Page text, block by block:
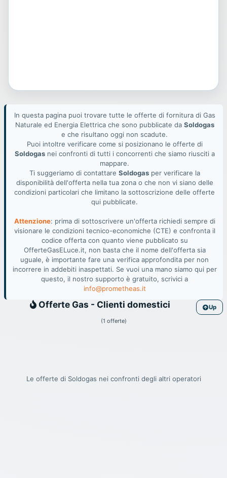
In questa pagina puoi trovare tutte le offerte di fornitura di Gas
Naturale ed Energia Elettrica che sono pubblicate da Soldogas
e che risultano oggi non scadute.
Puoi intoltre verificare come si posizionano le offerte di
Soldogasnei confronti di tutti i concorrenti che siamo riusciti a
mappare.
Ti suggeriamo di contattare Soldogasper verificare la
disponibilità dell'offerta nella tua zona o che non vi siano delle
condizioni particolari che limitano la sottoscrizione delle offerte
qui pubblicate.
Attenzione: prima di sottoscrivere un'offerta richiedi sempre di
visionare le condizioni tecnico-economiche (CTE) e confronta il
codice offerta con quanto viene pubblicato su
OfferteGasELuce.it, non basta che il nome dell'offerta sia
uguale, è importante fare una verifica approfondita per non
incorrere in addebiti inaspettati. Se vuoi una mano siamo qui per
questo, il nostro supporto è gratuito, scrivici a
info@prometheas.it
Gas
Offerte Gas - Clienti domestici
Up
(1 offerte)
Le offerte di Soldogas nei confronti degli altri operatori